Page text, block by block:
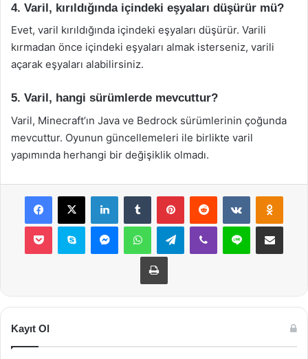
4. Varil, kırıldığında içindeki eşyaları düşürür mü?
Evet, varil kırıldığında içindeki eşyaları düşürür. Varili
kırmadan önce içindeki eşyaları almak isterseniz, varili
açarak eşyaları alabilirsiniz.
5. Varil, hangi sürümlerde mevcuttur?
Varil, Minecraft’ın Java ve Bedrock sürümlerinin çoğunda
mevcuttur. Oyunun güncellemeleri ile birlikte varil
yapımında herhangi bir değişiklik olmadı.
Facebook
X LinkedInTumblr PinterestReddit VKontakte
Pocket Skype MessengerWhatsAppTelegramViber Line E-Posta ile
Yazdır
Kayıt Ol